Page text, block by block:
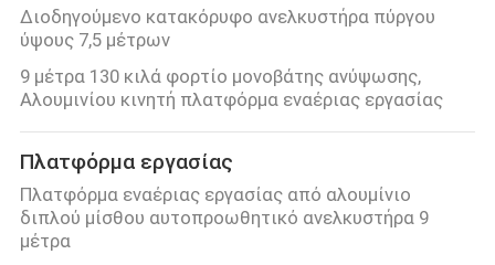
Διοδηγούμενο κατακόρυφο ανελκυστήρα πύργου
ύψους 7,5 μέτρων
9 μέτρα 130 κιλά φορτίο μονοβάτης ανύψωσης,
Αλουμινίου κινητή πλατφόρμα εναέριας εργασίας
Πλατφόρμα εργασίας
Πλατφόρμα εναέριας εργασίας από αλουμίνιο
διπλού μίσθου αυτοπροωθητικό ανελκυστήρα 9
μέτρα